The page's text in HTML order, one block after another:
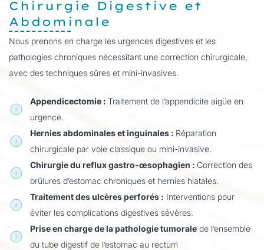
Chirurgie Digestive et
Abdominale
Nous prenons en charge les urgences digestives et les
pathologies chroniques nécessitant une correction chirurgicale,
avec des techniques sûres et mini-invasives.
Appendicectomie :Traitement de l’appendicite aigüe en
urgence.
Hernies abdominales et inguinales : Réparation
chirurgicale par voie classique ou mini-invasive.
Chirurgie du reflux gastro-œsophagien : Correction des
brûlures d’estomac chroniques et hernies hiatales.
Traitement des ulcères perforés : Interventions pour
éviter les complications digestives sévères.
Prise en charge de la pathologie tumorale de l’ensemble
du tube digestif de l’estomac au rectum